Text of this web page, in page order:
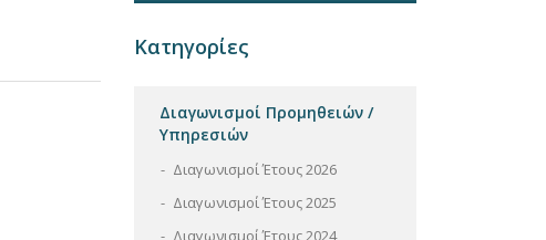
Κατηγορίες
Διαγωνισμοί Προμηθειών /
Υπηρεσιών
Διαγωνισμοί Έτους 2026
Διαγωνισμοί Έτους 2025
Διαγωνισμοί Έτους 2024